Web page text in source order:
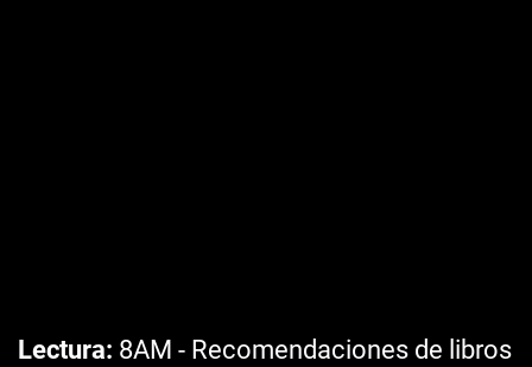
Lectura 8AM - Recomendaciones de libros